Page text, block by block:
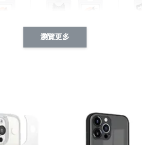
-
NT$ 225
瀏覽更多